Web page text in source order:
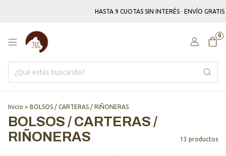
HASTA 9 CUOTAS SIN INTERÉS · ENVÍO GRATIS
0
Inicio > BOLSOS / CARTERAS / RIÑONERAS
BOLSOS / CARTERAS /
RIÑONERAS
13 productos